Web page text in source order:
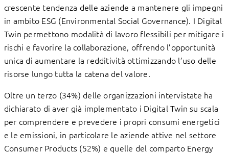
crescente tendenza delle aziende a mantenere gli impegni
in ambito ESG (Environmental Social Governance). I Digital
Twin permettono modalità di lavoro flessibili per mitigare i
rischi e favorire la collaborazione, offrendo l’opportunità
unica di aumentare la redditività ottimizzando l’uso delle
risorse lungo tutta la catena del valore.
Oltre un terzo (34%) delle organizzazioni intervistate ha
dichiarato di aver già implementato i Digital Twin su scala
per comprendere e prevedere i propri consumi energetici
e le emissioni, in particolare le aziende attive nel settore
Consumer Products (52%) e quelle del comparto Energy